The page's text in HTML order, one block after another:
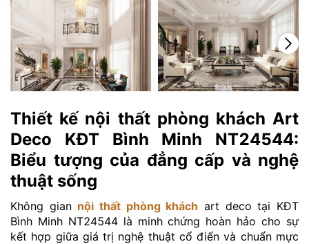
Thiết kế nội thất phòng khách Art
Deco KĐT Bình Minh NT24544:
Biểu tượng của đẳng cấp và nghệ
thuật sống
Không gian nội thất phòng khách art deco tại KĐT
Bình Minh NT24544 là minh chứng hoàn hảo cho sự
kết hợp giữa giá trị nghệ thuật cổ điển và chuẩn mực